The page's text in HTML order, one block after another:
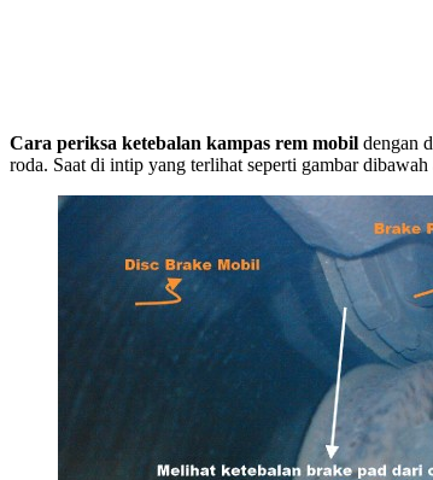
Cara periksa ketebalan kampas rem mobil dengan
roda. Saat di intip yang terlihat seperti gambar